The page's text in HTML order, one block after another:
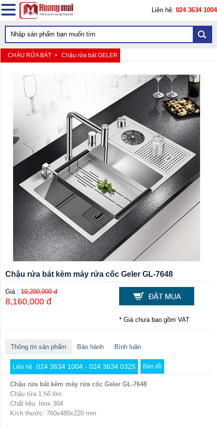
Liên hệ: 024 3634 1004
CHẬU RỬA BÁT > Chậu rửa bát GELER
Chậu rửa bát kèm máy rửa cốc Geler GL-7648
Giá : 10,200,000 đ
8,160,000 đ
* Giá chưa bao gồm VAT
Thông tin sản phẩm Bảo hành Bình luận
Liên hệ 024 3634 1004 - 024 3634 0325 Bản đồ
Chậu rửa bát kèm máy rửa cốc Geler GL-7648
Chậu rửa 1 hố lớn
Chất liệu: Inox 304
Kích thước: 760x480x220 mm